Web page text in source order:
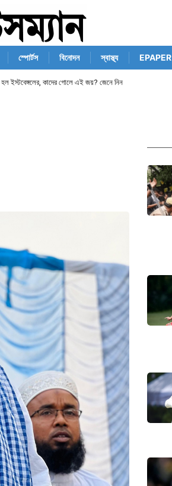
স্পোর্টস বিনোদন স্বাস্থ্য EPAPER
ইস্টবেঙ্গলের, কাদের গোলে এই জয়? জেনে নিন